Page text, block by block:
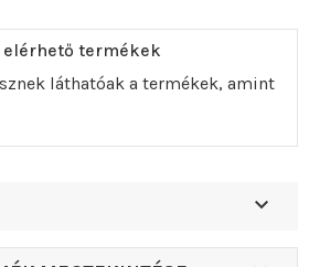
termékek
láthatóak a termékek, amint
